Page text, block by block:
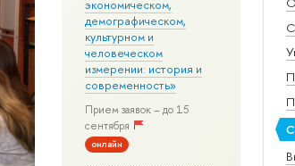
экономическом,
демографическом,
культурном и
человеческом
измерении: история и
современность»
Прием заявок – до 15
сентября
онлайн